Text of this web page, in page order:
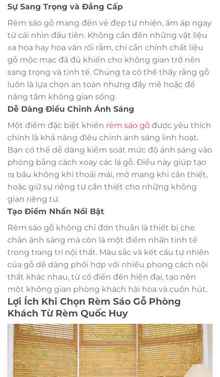
Sự Sang Trọng và Đẳng Cấp
Rèm sáo gỗ mang đến vẻ đẹp tự nhiên, ấm áp ngay
từ cái nhìn đầu tiên. Không cần đến những vật liệu
xa hoa hay hoa văn rối rắm, chỉ cần chính chất liệu
gỗ mộc mạc đã đủ khiến cho không gian trở nên
sang trọng và tinh tế. Chúng ta có thể thấy rằng gỗ
luôn là lựa chọn an toàn nhưng đầy mê hoặc để
nâng tầm không gian sống.
Dễ Dàng Điều Chỉnh Ánh Sáng
Một điểm đặc biệt khiến rèm sáo gỗ được yêu thích
chính là khả năng điều chỉnh ánh sáng linh hoạt.
Bạn có thể dễ dàng kiểm soát mức độ ánh sáng vào
phòng bằng cách xoay các lá gỗ. Điều này giúp tạo
ra bầu không khí thoải mái, mở mang khi cần thiết,
hoặc giữ sự riêng tư cần thiết cho những không
gian riêng tư.
Tạo Điểm Nhấn Nổi Bật
Rèm sáo gỗ không chỉ đơn thuần là thiết bị che
chắn ánh sáng mà còn là một điểm nhấn tinh tế
trong trang trí nội thất. Màu sắc và kết cấu tự nhiên
của gỗ dễ dàng phối hợp với nhiều phong cách nội
thất khác nhau, từ cổ điển đến hiện đại, tạo nên
một không gian phòng khách hài hòa và cuốn hút.
Lợi Ích Khi Chọn Rèm Sáo Gỗ Phòng
Khách Từ Rèm Quốc Huy